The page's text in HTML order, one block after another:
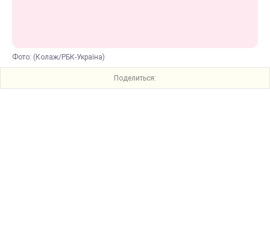
Фото: (Колаж/РБК-Україна)
Поделиться: